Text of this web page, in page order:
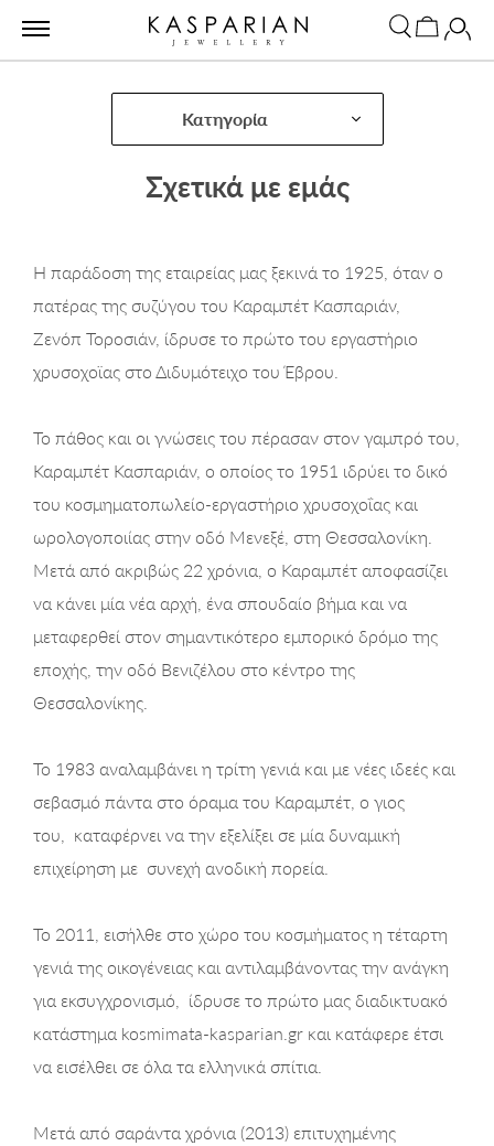
Κατηγορία
Σχετικά με εμάς
Η παράδοση της εταιρείας μας ξεκινά το 1925, όταν ο
πατέρας της συζύγου του Καραμπέτ Κασπαριάν,
Ζενόπ Τοροσιάν, ίδρυσε το πρώτο του εργαστήριο
χρυσοχοϊας στο Διδυμότειχο του Έβρου.
Το πάθος και οι γνώσεις του πέρασαν στον γαμπρό του,
Καραμπέτ Κασπαριάν, ο οποίος το 1951 ιδρύει το δικό
του κοσμηματοπωλείο-εργαστήριο χρυσοχοΐας και
ωρολογοποιίας στην οδό Μενεξέ, στη Θεσσαλονίκη.
Μετά από ακριβώς 22 χρόνια, ο Καραμπέτ αποφασίζει
να κάνει μία νέα αρχή, ένα σπουδαίο βήμα και να
μεταφερθεί στον σημαντικότερο εμπορικό δρόμο της
εποχής, την οδό Βενιζέλου στο κέντρο της
Θεσσαλονίκης.
Το 1983 αναλαμβάνει η τρίτη γενιά και με νέες ιδεές και
σεβασμό πάντα στο όραμα του Καραμπέτ, ο γιος
του, καταφέρνει να την εξελίξει σε μία δυναμική
επιχείρηση με συνεχή ανοδική πορεία.
Το 2011, εισήλθε στο χώρο του κοσμήματος η τέταρτη
γενιά της οικογένειας και αντιλαμβάνοντας την ανάγκη
για εκσυγχρονισμό, ίδρυσε το πρώτο μας διαδικτυακό
κατάστημα kosmimata-kasparian.gr και κατάφερε έτσι
να εισέλθει σε όλα τα ελληνικά σπίτια.
Μετά από σαράντα χρόνια (2013) επιτυχημένης